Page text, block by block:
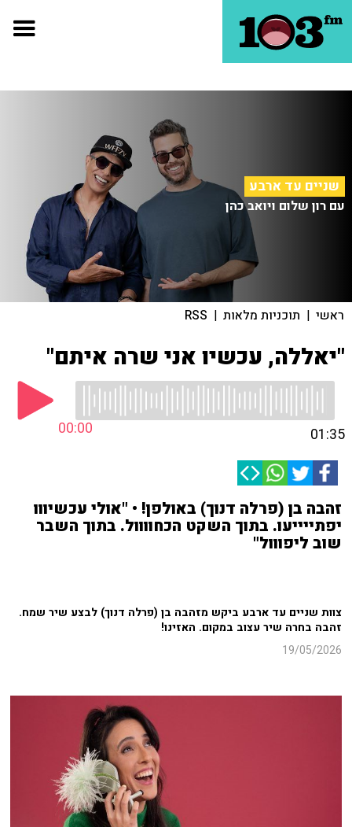
שניים עד ארבע
עם רון שלום ויואב כהן
ראשי | תוכניות מלאות |
RSS
"יאללה, עכשיו אני שרה איתם"
00:00 01:35
זהבה בן (פרלה דנוך) באולפן! • "אולי עכשיווו
יפתייייעו. בתוך השקט הכחוווול. בתוך השבר
שוב ליפווול"
צוות שניים עד ארבע ביקש מזהבה בן (פרלה דנוך) לבצע שיר שמח.
זהבה בחרה שיר עצוב במקום. האזינו!
19/05/2026